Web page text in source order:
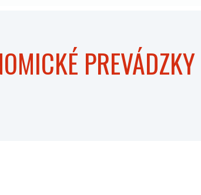
PREVÁDZKY